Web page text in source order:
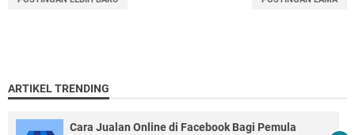
ARTIKEL TRENDING
Cara Jualan Online di Facebook Bagi Pemula